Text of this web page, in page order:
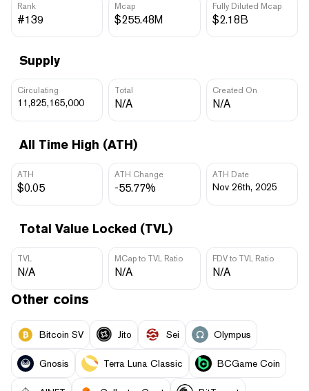
Rank
#139
Mcap
$255.48M
Fully Diluted Mcap
$2.18B
Supply
Circulating
11,825,165,000
Total
N/A
Created On
N/A
All Time High (ATH)
ATH
$0.05
ATH Change
-55.77%
ATH Date
Nov 26th, 2025
Total Value Locked (TVL)
TVL
N/A
MCap to TVL Ratio
N/A
FDV to TVL Ratio
N/A
Other coins
Bitcoin SV Jito Sei Olympus
Gnosis Terra Luna Classic BCGame Coin